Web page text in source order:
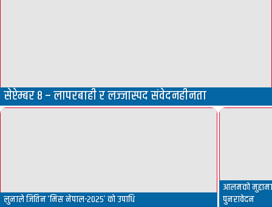
सेप्टेम्बर ८ – लापरबाही र लज्जास्पद संवेदनहीनता
लुनाले जितिन ‘मिस नेपाल-२०२५’ को उपाधि
आलमको
पुनरावेदन